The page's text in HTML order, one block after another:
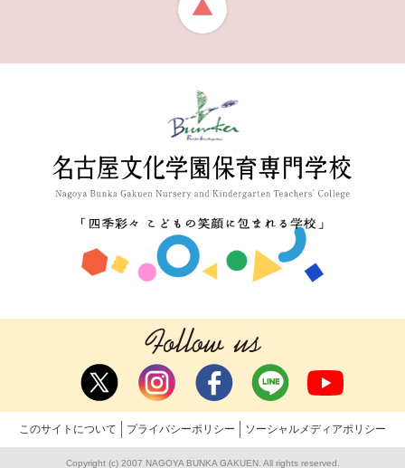
このサイトについて プライバシーポリシー ソーシャルメディアポリシー
Copyright (c) 2007 NAGOYA BUNKA GAKUEN. All rights reserved.